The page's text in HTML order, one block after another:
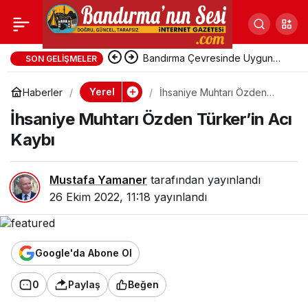
SON GELIŞMELER Bandırma Çevresinde Uygun
Fiyatlı Tatil Yerleri
Haberler Yerel
İhsaniye Muhtarı Özden
İhsaniye Muhtarı Özden Türker’in Acı
Kaybı
Mustafa Yamaner tarafından yayınlandı
26 Ekim 2022, 11:18 yayınlandı
Google'da Abone Ol
0 Paylaş Beğen
İhsaniye Muhtarı
Özden Türker’in Acı
Kaybı